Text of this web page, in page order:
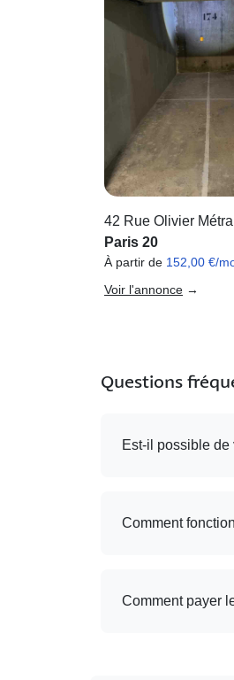
42 Rue Olivier Métra
Paris 20
À partir de 152,00 €/
Voir l'annonce →
Questions
Est-il possible
Comment
Comment payer